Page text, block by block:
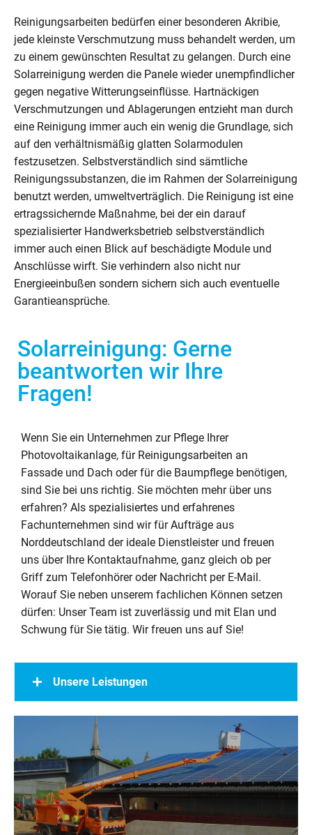
Reinigungsarbeiten bedürfen einer besonderen Akribie,
jede kleinste Verschmutzung muss behandelt werden, um
zu einem gewünschten Resultat zu gelangen. Durch eine
Solarreinigung werden die Panele wieder unempfindlicher
gegen negative Witterungseinflüsse. Hartnäckigen
Verschmutzungen und Ablagerungen entzieht man durch
eine Reinigung immer auch ein wenig die Grundlage, sich
auf den verhältnismäßig glatten Solarmodulen
festzusetzen. Selbstverständlich sind sämtliche
Reinigungssubstanzen, die im Rahmen der Solarreinigung
benutzt werden, umweltverträglich. Die Reinigung ist eine
ertragssichernde Maßnahme, bei der ein darauf
spezialisierter Handwerksbetrieb selbstverständlich
immer auch einen Blick auf beschädigte Module und
Anschlüsse wirft. Sie verhindern also nicht nur
Energieeinbußen sondern sichern sich auch eventuelle
Garantieansprüche.
Solarreinigung: Gerne
beantworten wir Ihre
Fragen!
Wenn Sie ein Unternehmen zur Pflege Ihrer
Photovoltaikanlage, für Reinigungsarbeiten an
Fassade und Dach oder für die Baumpflege benötigen,
sind Sie bei uns richtig. Sie möchten mehr über uns
erfahren? Als spezialisiertes und erfahrenes
Fachunternehmen sind wir für Aufträge aus
Norddeutschland der ideale Dienstleister und freuen
uns über Ihre Kontaktaufnahme, ganz gleich ob per
Griff zum Telefonhörer oder Nachricht per E-Mail.
Worauf Sie neben unserem fachlichen Können setzen
dürfen: Unser Team ist zuverlässig und mit Elan und
Schwung für Sie tätig. Wir freuen uns auf Sie!
Unsere Leistungen